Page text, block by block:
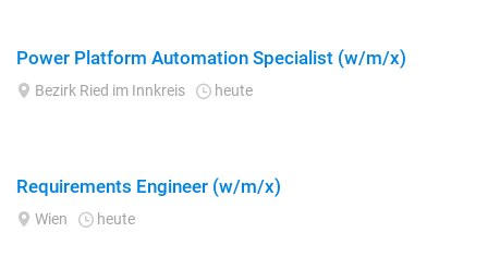
Power Platform Automation Specialist (w/m/x)
Bezirk Ried im Innkreis heute
Requirements Engineer (w/m/x)
Wien heute